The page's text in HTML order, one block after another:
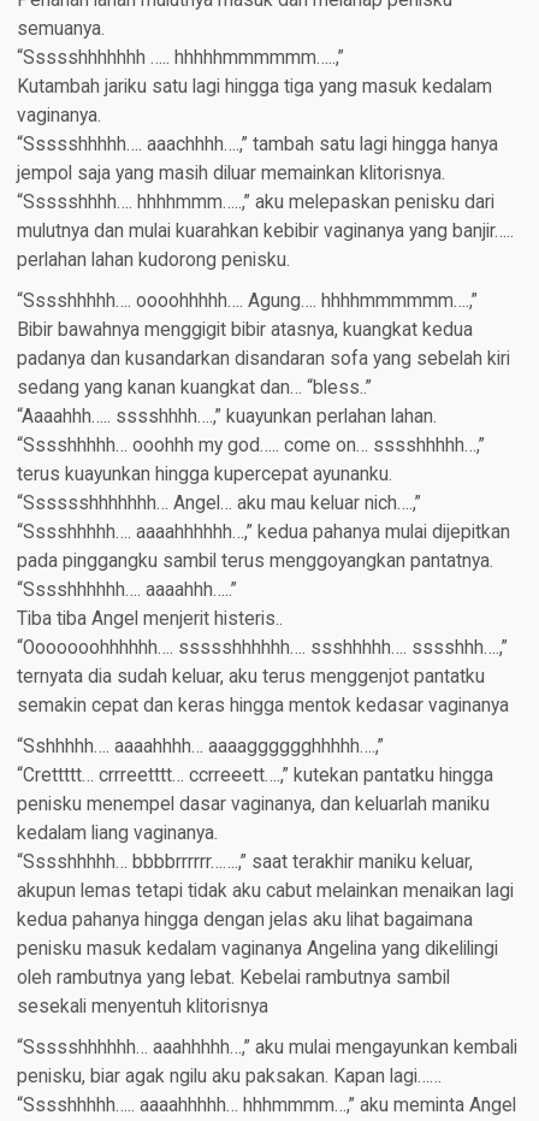
semuanya.
“Ssssshhhhhhh ….. hhhhhmmmmmm…..,”
Kutambah jariku satu lagi hingga tiga yang masuk kedalam
vaginanya.
“Ssssshhhhh…. aaachhhh….,” tambah satu lagi hingga hanya
jempol saja yang masih diluar memainkan klitorisnya.
“Ssssshhhh…. hhhhmmm…..,” aku melepaskan penisku dari
mulutnya dan mulai kuarahkan kebibir vaginanya yang banjir…..
perlahan lahan kudorong penisku.
“Sssshhhhh…. oooohhhhh…. Agung…. hhhhmmmmmm….,”
Bibir bawahnya menggigit bibir atasnya, kuangkat kedua
padanya dan kusandarkan disandaran sofa yang sebelah kiri
sedang yang kanan kuangkat dan… “bless..”
“Aaaahhh….. sssshhhh….,” kuayunkan perlahan lahan.
“Sssshhhhh… ooohhh my god….. come on… sssshhhhh…,”
terus kuayunkan hingga kupercepat ayunanku.
“Sssssshhhhhhh… Angel… aku mau keluar nich….,”
“Sssshhhhh…. aaaahhhhhh…,” kedua pahanya mulai dijepitkan
pada pinggangku sambil terus menggoyangkan pantatnya.
“Sssshhhhhh…. aaaahhh…..”
Tiba tiba Angel menjerit histeris..
“Ooooooohhhhhh…. ssssshhhhhh…. ssshhhhh…. sssshhh….,”
ternyata dia sudah keluar, aku terus menggenjot pantatku
semakin cepat dan keras hingga mentok kedasar vaginanya
“Sshhhhh…. aaaahhhh… aaaagggggghhhhh….,”
“Crettttt… crrreetttt… ccrreeett….,” kutekan pantatku hingga
penisku menempel dasar vaginanya, dan keluarlah maniku
kedalam liang vaginanya.
“Sssshhhhh… bbbbrrrrrr…….,” saat terakhir maniku keluar,
akupun lemas tetapi tidak aku cabut melainkan menaikan lagi
kedua pahanya hingga dengan jelas aku lihat bagaimana
penisku masuk kedalam vaginanya Angelina yang dikelilingi
oleh rambutnya yang lebat. Kebelai rambutnya sambil
sesekali menyentuh klitorisnya
“Ssssshhhhhh… aaahhhhh…,” aku mulai mengayunkan kembali
penisku, biar agak ngilu aku paksakan. Kapan lagi……
“Sssshhhhh….. aaaahhhhh… hhhmmmm…,” aku meminta Angel